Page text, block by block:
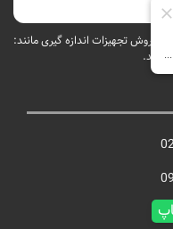
فروش تجهیزات اندازه گیری مانند:
می‌کند.